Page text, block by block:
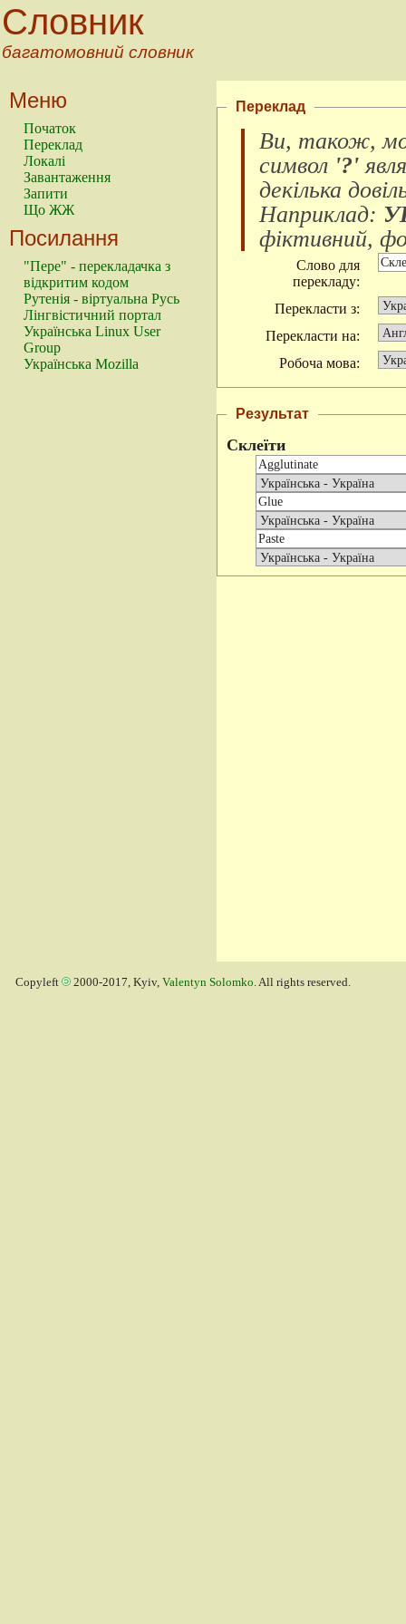
Словник
багатомовний словник
Меню
Початок
Переклад
Локалі
Завантаження
Запити
Що ЖЖ
Посилання
"Пере" - перекладачка з
відкритим кодом
Рутенія - віртуальна Русь
Лінгвістичний портал
Українська Linux User
Group
Українська Mozilla
Переклад
Ви, також,
символ '?'
декілька
Наприклад:
фіктивний,
Слово для
перекладу:
Перекласти з:
Перекласти на:
Робоча мова:
Результат
Склеїти
Copyleft 2000-2017, Kyiv, Valentyn Solomko. All rights reserved.